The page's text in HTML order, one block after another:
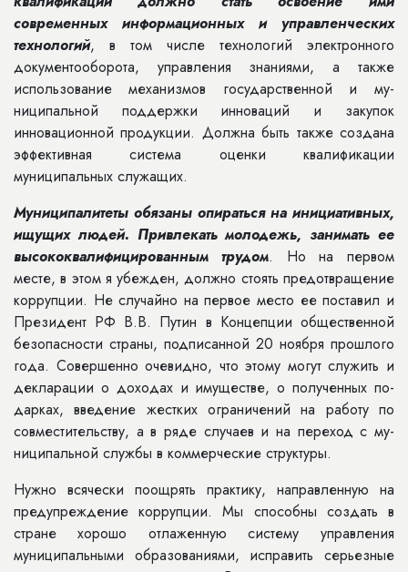
современных информа­ционных и управленческих
техноло­гий, в том числе технологий электрон­ного
документооборота, управления знаниями, а также
использование механизмов государственной и му­
ниципальной поддержки инноваций и закупок
инновационной продукции. Должна быть также создана
эффек­тивная система оценки квалификации
муниципальных служащих.
Муниципалитеты обязаны опи­раться на инициативных,
ищущих людей. Привлекать молодежь, зани­мать ее
высококвалифицированным трудом. Но на первом
месте, в этом я убежден, должно стоять предот­вращение
коррупции. Не случайно на первое место ее поставил и
Пре­зидент РФ В.В. Путин в Концепции общественной
безопасности страны, подписанной 20 ноября прошлого
го­да. Совершенно очевидно, что этому могут служить и
декларации о дохо­дах и имуществе, о полученных по­
дарках, введение жестких ограниче­ний на работу по
совместительству, а в ряде случаев и на переход с му­
ниципальной службы в коммерческие структуры.
Нужно всячески поощрять практику, направленную на
предупреждение коррупции. Мы способны создать в
стране хорошо отлаженную систему управления
муниципальными образованиями, исправить серьезные